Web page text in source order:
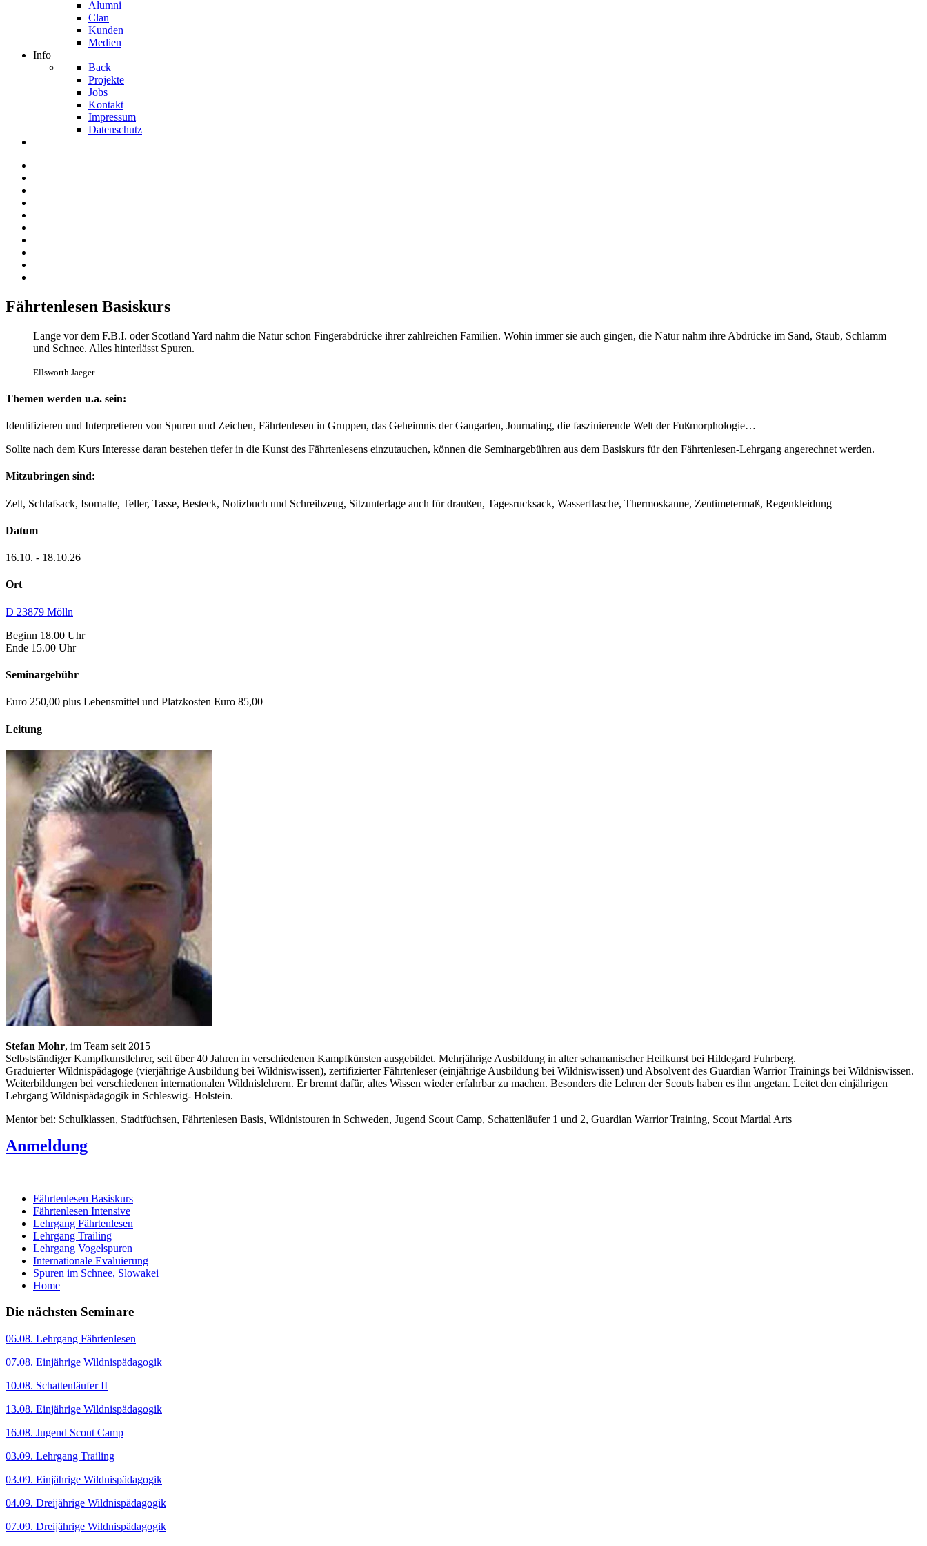
Alumni
Clan
Kunden
Medien
Info
Back
Projekte
Jobs
Kontakt
Impressum
Datenschutz
Fährtenlesen Basiskurs
Lange vor dem F.B.I. oder Scotland Yard nahm die Natur schon Fingerabdrücke ihrer zahlreichen Familien. Wohin immer sie auch gingen, die Natur nahm ihre Abdrücke im Sand, Staub, Schlamm
und Schnee. Alles hinterlässt Spuren.
Ellsworth Jaeger
Themen werden u.a. sein:
Identifizieren und Interpretieren von Spuren und Zeichen, Fährtenlesen in Gruppen, das Geheimnis der Gangarten, Journaling, die faszinierende Welt der Fußmorphologie…
Sollte nach dem Kurs Interesse daran bestehen tiefer in die Kunst des Fährtenlesens einzutauchen, können die Seminargebühren aus dem Basiskurs für den Fährtenlesen-Lehrgang angerechnet werden.
Mitzubringen sind:
Zelt, Schlafsack, Isomatte, Teller, Tasse, Besteck, Notizbuch und Schreibzeug, Sitzunterlage auch für draußen, Tagesrucksack, Wasserflasche, Thermoskanne, Zentimetermaß, Regenkleidung
Datum
16.10. - 18.10.26
Ort
D 23879 Mölln
Beginn 18.00 Uhr
Ende 15.00 Uhr
Seminargebühr
Euro 250,00 plus Lebensmittel und Platzkosten Euro 85,00
Leitung
Stefan Mohr, im Team seit 2015
Selbstständiger Kampfkunstlehrer, seit über 40 Jahren in verschiedenen Kampfkünsten ausgebildet. Mehrjährige Ausbildung in alter schamanischer Heilkunst bei Hildegard Fuhrberg.
Graduierter Wildnispädagoge (vierjährige Ausbildung bei Wildniswissen), zertifizierter Fährtenleser (einjährige Ausbildung bei Wildniswissen) und Absolvent des Guardian Warrior Trainings bei Wildniswissen.
Weiterbildungen bei verschiedenen internationalen Wildnislehrern. Er brennt dafür, altes Wissen wieder erfahrbar zu machen. Besonders die Lehren der Scouts haben es ihn angetan. Leitet den einjährigen
Lehrgang Wildnispädagogik in Schleswig- Holstein.
Mentor bei: Schulklassen, Stadtfüchsen, Fährtenlesen Basis, Wildnistouren in Schweden, Jugend Scout Camp, Schattenläufer 1 und 2, Guardian Warrior Training, Scout Martial Arts
Anmeldung
Fährtenlesen Basiskurs
Fährtenlesen Intensive
Lehrgang Fährtenlesen
Lehrgang Trailing
Lehrgang Vogelspuren
Internationale Evaluierung
Spuren im Schnee, Slowakei
Home
Die nächsten Seminare
06.08. Lehrgang Fährtenlesen
07.08. Einjährige Wildnispädagogik
10.08. Schattenläufer II
13.08. Einjährige Wildnispädagogik
16.08. Jugend Scout Camp
03.09. Lehrgang Trailing
03.09. Einjährige Wildnispädagogik
04.09. Dreijährige Wildnispädagogik
07.09. Dreijährige Wildnispädagogik